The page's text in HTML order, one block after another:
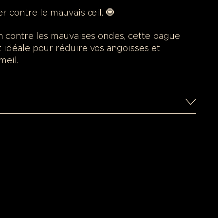
contre le mauvais œil. 🧿
les mauvaises ondes, cette bague
pour réduire vos angoisses et